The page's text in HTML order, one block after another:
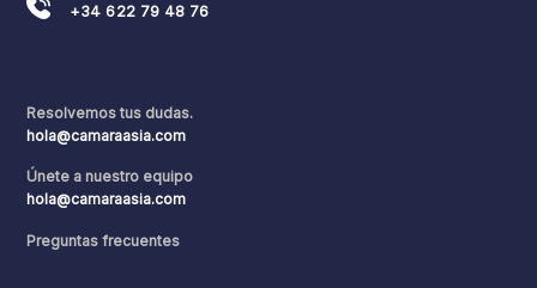
+34 622 79 48 76
Resolvemos tus dudas.
hola@camaraasia.com
Únete a nuestro equipo
hola@camaraasia.com
Preguntas frecuentes